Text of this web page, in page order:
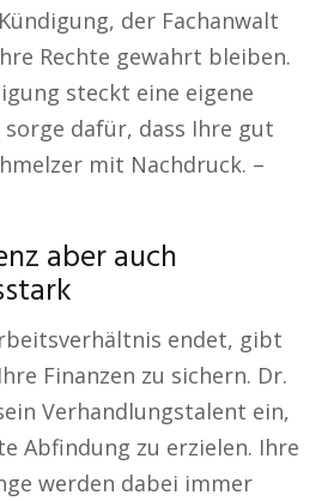
der Fachanwalt
Rechte gewahrt bleiben.
steckt eine eigene
sorge dafür, dass Ihre gut
mit Nachdruck. –
aber auch
endet, gibt
Finanzen zu sichern. Dr.
Verhandlungstalent ein,
Abfindung zu erzielen. Ihre
werden dabei immer